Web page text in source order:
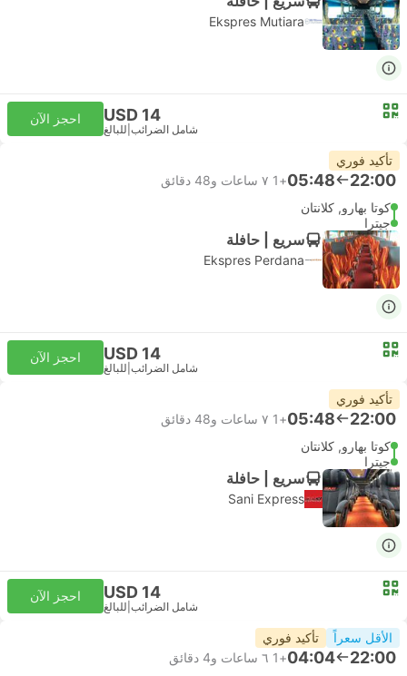
Ekspres Mutiara
USD 14
شامل الضرائب للبالغ
احجز الآن
تأكيد فوري
22:00
05:48
+1
٧ ساعات و‫48 دقائق
كوتا بهارو, كلانتان
جيترا
سريع | حافلة
Ekspres Perdana
USD 14
شامل الضرائب للبالغ
احجز الآن
تأكيد فوري
22:00
05:48
+1
٧ ساعات و‫48 دقائق
كوتا بهارو, كلانتان
جيترا
سريع | حافلة
Sani Express
USD 14
شامل الضرائب للبالغ
احجز الآن
الأقل سعراً تأكيد فوري
22:00
04:04
+1
٦ ساعات و‫4 دقائق